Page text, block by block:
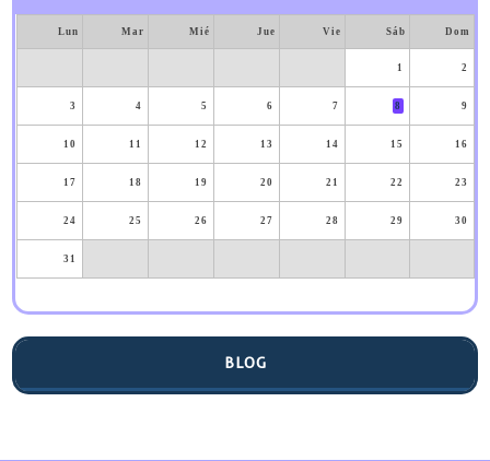
Lun Mar Mié Jue Vie Sáb Dom
1 2
3 4 5 6 7 8 9
10 11 12 13 14 15 16
17 18 19 20 21 22 23
24 25 26 27 28 29 30
31
BLOG